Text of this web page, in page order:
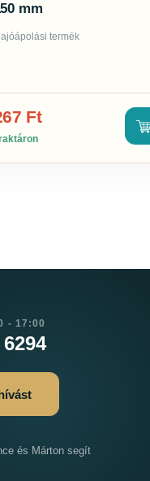
mm
termék
Ft
- 17:00
és Márton segít